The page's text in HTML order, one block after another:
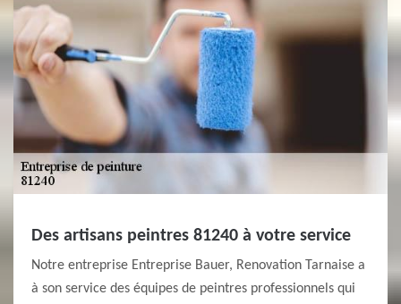
Des artisans peintres 81240 à votre service
Notre entreprise Entreprise Bauer, Renovation Tarnaise a
à son service des équipes de peintres professionnels qui